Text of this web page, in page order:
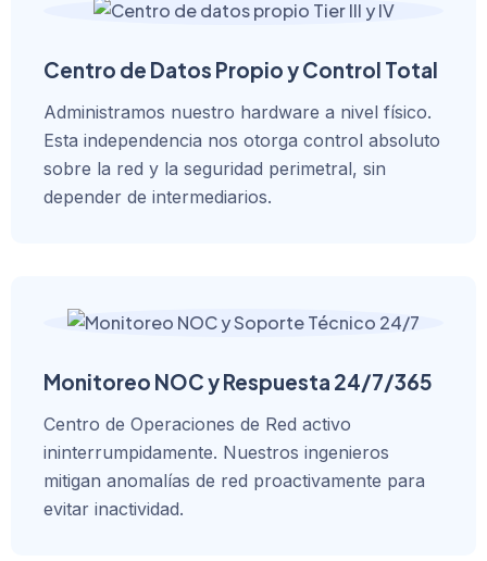
Centro de Datos Propio y Control Total
Administramos nuestro hardware a nivel físico.
Esta independencia nos otorga control absoluto
sobre la red y la seguridad perimetral, sin
depender de intermediarios.
Monitoreo NOC y Respuesta 24/7/365
Centro de Operaciones de Red activo
ininterrumpidamente. Nuestros ingenieros
mitigan anomalías de red proactivamente para
evitar inactividad.